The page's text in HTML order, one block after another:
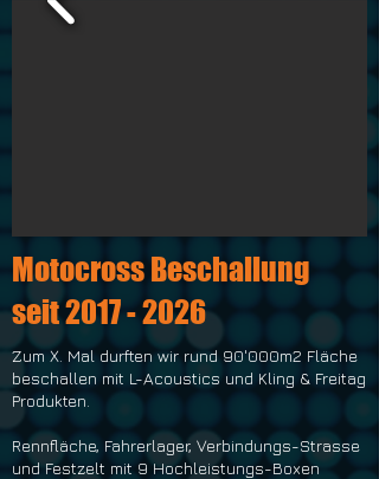
Motocross Beschallung
seit2017 - 2026
Zum X. Mal durften wir rund 90'000m2 Fläche
beschallen mit L-Acoustics und Kling & Freitag
Produkten.
Rennfläche, Fahrerlager, Verbindungs-Strasse
und Festzelt mit 9 Hochleistungs-Boxen